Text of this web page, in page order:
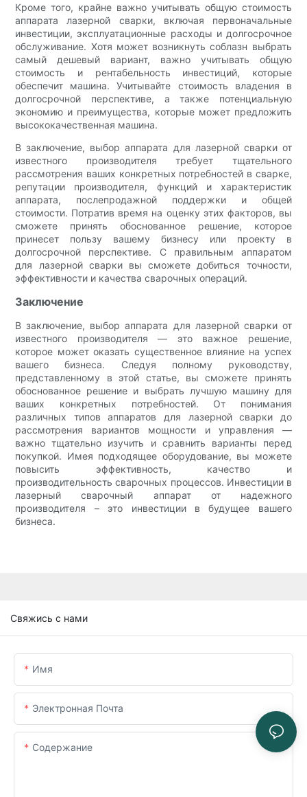
Кроме того, крайне важно учитывать общую стоимость
аппарата лазерной сварки, включая первоначальные
инвестиции, эксплуатационные расходы и долгосрочное
обслуживание. Хотя может возникнуть соблазн выбрать
самый дешевый вариант, важно учитывать общую
стоимость и рентабельность инвестиций, которые
обеспечит машина. Учитывайте стоимость владения в
долгосрочной перспективе, а также потенциальную
экономию и преимущества, которые может предложить
высококачественная машина.
В заключение, выбор аппарата для лазерной сварки от
известного производителя требует тщательного
рассмотрения ваших конкретных потребностей в сварке,
репутации производителя, функций и характеристик
аппарата, послепродажной поддержки и общей
стоимости. Потратив время на оценку этих факторов, вы
сможете принять обоснованное решение, которое
принесет пользу вашему бизнесу или проекту в
долгосрочной перспективе. С правильным аппаратом
для лазерной сварки вы сможете добиться точности,
эффективности и качества сварочных операций.
Заключение
В заключение, выбор аппарата для лазерной сварки от
известного производителя — это важное решение,
которое может оказать существенное влияние на успех
вашего бизнеса. Следуя полному руководству,
представленному в этой статье, вы сможете принять
обоснованное решение и выбрать лучшую машину для
ваших конкретных потребностей. От понимания
различных типов аппаратов для лазерной сварки до
рассмотрения вариантов мощности и управления —
важно тщательно изучить и сравнить варианты перед
покупкой. Имея подходящее оборудование, вы можете
повысить эффективность, качество и
производительность сварочных процессов. Инвестиции в
лазерный сварочный аппарат от надежного
производителя – это инвестиции в будущее вашего
бизнеса.
Свяжись с нами
Имя
Электронная Почта
Содержание